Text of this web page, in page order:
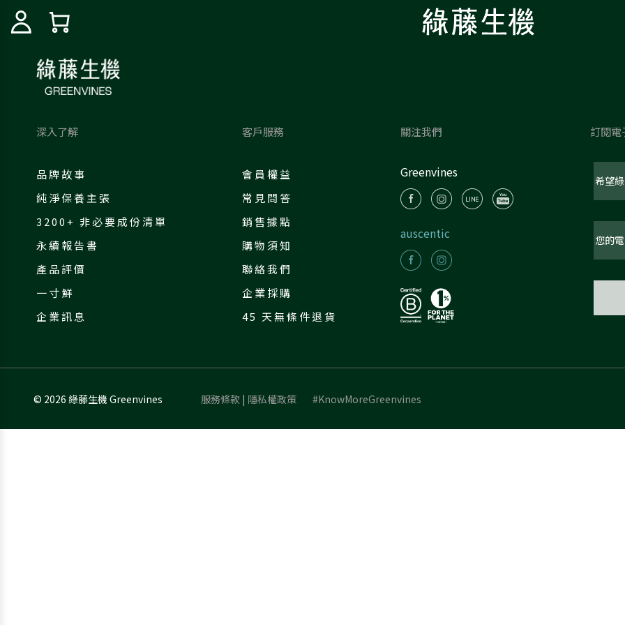
深入了解
品牌故事
純淨保養主張
3200+ 非必要成份清單
永續報告書
產品評價
一寸鮮
企業訊息
客戶服務
會員權益
常見問答
銷售據點
購物須知
聯絡我們
企業採購
45 天無條件退貨
關注我們
Greenvines
auscentic
訂閱電
© 2026 綠藤生機 Greenvines 服務條款 | 隱私權政策 #KnowMoreGreenvines